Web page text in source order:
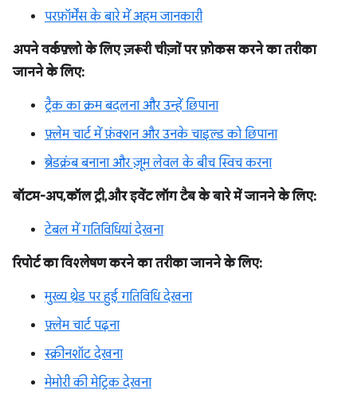
परफ़ॉर्मेंस के बारे में अहम जानकारी
अपने वर्कफ़्लो के लिए ज़रूरी चीज़ों पर फ़ोकस करने का तरीका
जानने के लिए:
ट्रैक का क्रम बदलना और उन्हें छिपाना
फ़्लेम चार्ट में फ़ंक्शन और उनके चाइल्ड को छिपाना
ब्रेडक्रंब बनाना और ज़ूम लेवल के बीच स्विच करना
बॉटम-अप, कॉल ट्री, और इवेंट लॉग टैब के बारे में जानने के लिए:
टेबल में गतिविधियां देखना
रिपोर्ट का विश्लेषण करने का तरीका जानने के लिए:
मुख्य थ्रेड पर हुई गतिविधि देखना
फ़्लेम चार्ट पढ़ना
स्क्रीनशॉट देखना
मेमोरी की मेट्रिक देखना